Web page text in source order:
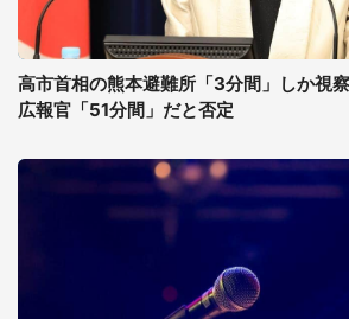
高市首相の熊本避難所「3分間」しか視
広報官「51分間」だと否定